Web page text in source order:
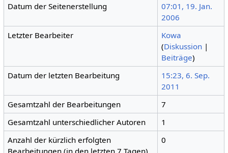
Datum der Seitenerstellung
07:01, 19. Jan.
2006
Letzter Bearbeiter
Kowa
(Diskussion |
Beiträge)
Datum der letzten Bearbeitung
15:23, 6. Sep.
2011
Gesamtzahl der Bearbeitungen
7
Gesamtzahl unterschiedlicher Autoren
1
Anzahl der kürzlich erfolgten
Bearbeitungen (in den letzten 7 Tagen)
0